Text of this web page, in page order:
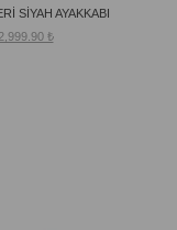
SİYAH AYAKKABI
2,999.90 ₺